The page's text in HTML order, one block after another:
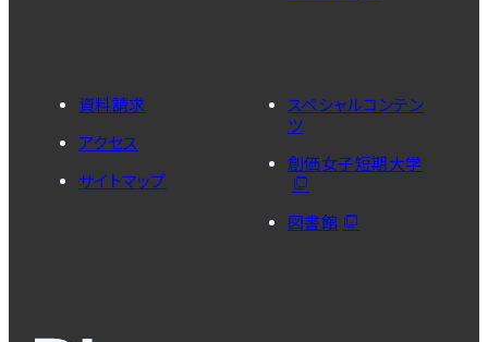
資料請求
アクセス
サイトマップ
スペシャルコンテン
ツ
創価女子短期大学
図書館